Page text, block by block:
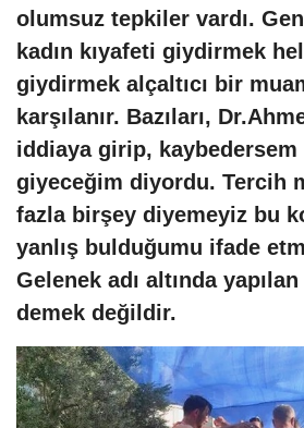
olumsuz tepkiler vardı.
kadın kıyafeti giydirmek
giydirmek alçaltıcı bir
karşılanır. Bazıları,
iddiaya girip,
giyeceğim diyordu. Tercih
fazla birşey diyemeyiz bu
yanlış bulduğumu ifade
Gelenek adı altında
demek değildir.